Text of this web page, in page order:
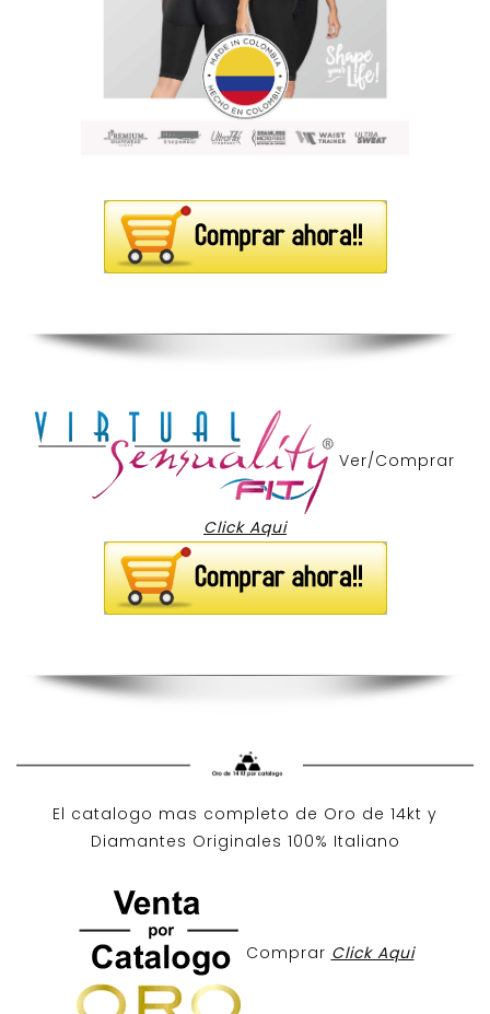
Ver/Comprar
Click Aqui
El catalogo mas completo de Oro de 14kt y
Diamantes Originales 100% Italiano
Comprar Click Aqui